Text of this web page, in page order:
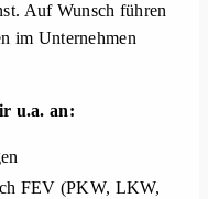
Auf Wunsch führen
im Unternehmen
u.a. an:
FEV (PKW, LKW,